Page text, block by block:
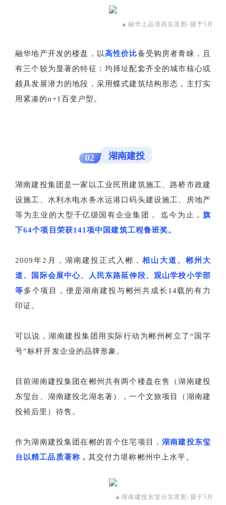
▲融华上品璟苑实景图-摄于5月
融华地产开发的楼盘，以高性价比备受购房者青睐，且
有三个较为显著的特征：均择址配套齐全的城市核心或
颇具发展潜力的地段，采用蝶式建筑结构形态，主打实
用紧凑的n+1百变户型。
02 湖南建投
湖南建投集团是一家以工业民用建筑施工、路桥市政建
设施工、水利水电水务水运港口码头建设施工、房地产
等为主业的大型千亿级国有企业集团， 迄今为止， 旗
下64个项目荣获141项中国建筑工程鲁班奖。
2009年2月，湖南建投正式入郴，相山大道、郴州大
道、国际会展中心、人民东路延伸段、观山学校小学部
等多个项目，便是湖南建投与郴州共成长14载的有力
印证。
可以说，湖南建投集团用实际行动为郴州树立了“国字
号”标杆开发企业的品牌形象。
目前湖南建投集团在郴州共有两个楼盘在售（湖南建投
东玺台、湖南建投北湖名著），一个文旅项目（湖南建
投裕后里）待售。
作为湖南建投集团在郴的首个住宅项目，湖南建投东玺
台以精工品质著称， 其交付力堪称郴州中上水平。
▲湖南建投东玺台实景图-摄于5月